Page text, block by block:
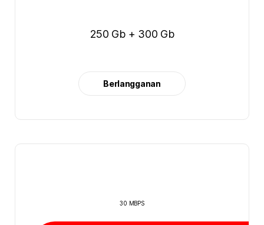
250 Gb + 300 Gb
Berlangganan
30 MBPS